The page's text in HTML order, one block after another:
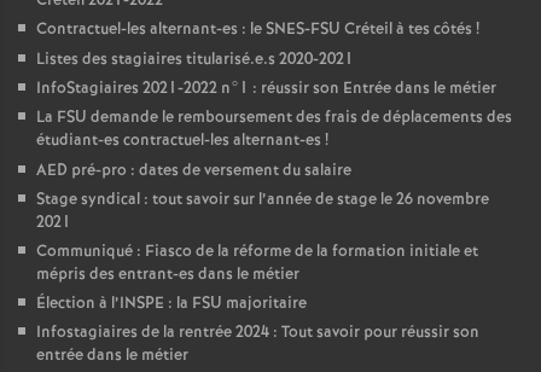
Contractuel-les alternant-es : leSNES-FSU Créteil à tes côtés !
Listes des stagiaires titularisé.e.s 2020-2021
InfoStagiaires 2021-2022 n°1 : réussir son Entrée dans le métier
La FSU demande le remboursement des frais de déplacements des
étudiant-es contractuel-les alternant-es !
AED pré-pro : dates de versement du salaire
Stage syndical : tout savoir sur l’année de stage le 26 novembre
2021
Communiqué : Fiasco de la réforme de la formation initiale et
mépris des entrant-es dans le métier
Élection à l’INSPE : la FSU majoritaire
Infostagiaires de la rentrée 2024 : Tout savoir pour réussir son
entrée dans le métier